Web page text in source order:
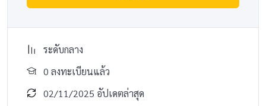
ระดับกลาง
0 ลงทะเบียนแล้ว
02/11/2025 อัปเดตล่าสุด